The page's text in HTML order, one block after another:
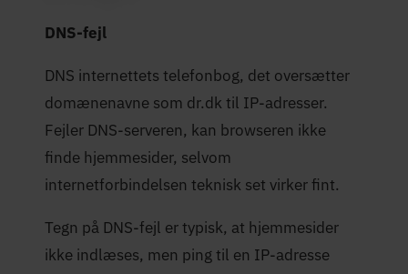
DNS-fejl
DNS internettets telefonbog, det oversætter
domænenavne som dr.dk til IP-adresser.
Fejler DNS-serveren, kan browseren ikke
finde hjemmesider, selvom
internetforbindelsen teknisk set virker fint.
Tegn på DNS-fejl er typisk, at hjemmesider
ikke indlæses, men ping til en IP-adresse